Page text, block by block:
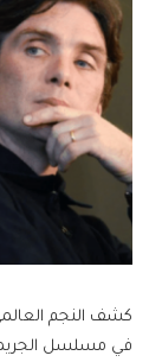
كشف النجم